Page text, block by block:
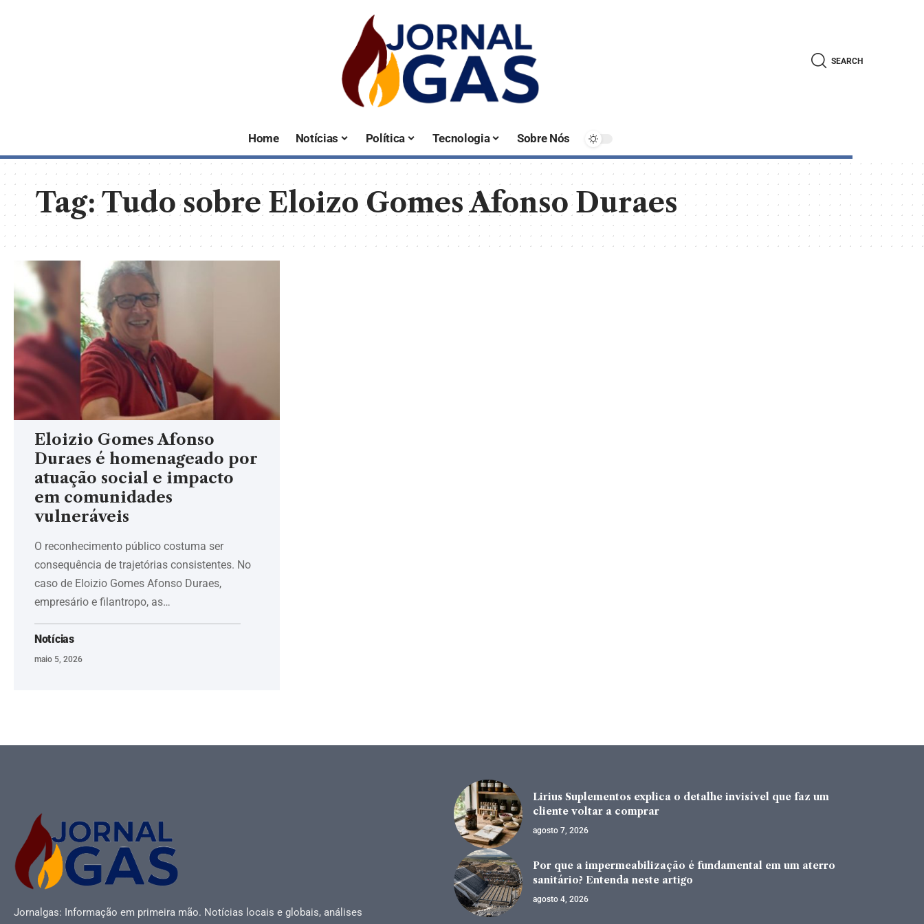
SEARCH
Home Notícias Política Tecnologia Sobre Nós
Tag:Tudo sobre Eloizo Gomes Afonso Duraes
Eloizio Gomes Afonso
Duraes é homenageado por
atuação social e impacto
em comunidades
vulneráveis
O reconhecimento público costuma ser
consequência de trajetórias consistentes. No
caso de Eloizio Gomes Afonso Duraes,
empresário e filantropo, as…
Notícias
maio 5, 2026
Jornalgas: Informação em primeira mão. Notícias locais e globais, análises
Lirius Suplementos explica o detalhe invisível que faz um
cliente voltar a comprar
agosto 7, 2026
Por que a impermeabilização é fundamental em um aterro
sanitário? Entenda neste artigo
agosto 4, 2026